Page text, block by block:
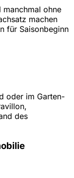
ohne
machen
für Saisonbeginn
oder im Garten-
des